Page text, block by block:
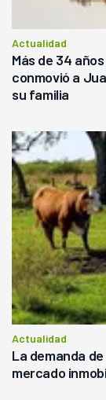
Actualidad
Más de 34
conmovió a
su familia
Actualidad
La demanda
mercado